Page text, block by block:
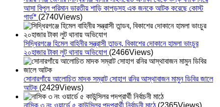
আসা বিপুল পরিমান ভারতীয় শাড়ি কাপড়সহ এক জনকে আটক করেছে কোস্ট
গার্ড* (2740Views)
সিদ্ধিরগঞ্জে হিমেল বাহিনীর সন্ত্রাসী তান্ডব, বিকাশের দোকানে হামলা ভাংচুর
২০হাজার টাকা লুট থানায় অভিযোগ (2466Views)
সোনারগাঁয়ে আলোচিত মাদক সম্রাট সোহাগ রনির আস্থাবাজন মামুন ডিবির জালে
আটক (2429Views)
নাসিক ৩ নং ওয়ার্ডে ৫ কাউন্সিলর পদপ্রার্থী নির্বাচনী মাঠে (2365Views)